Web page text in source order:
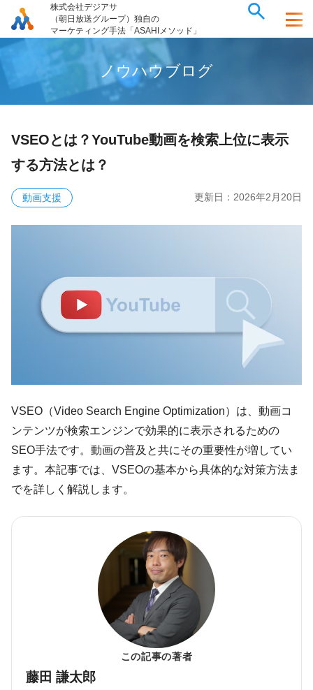
株式会社デジアサ
（朝日放送グループ）独自の
マーケティング手法「ASAHIメソッド」
ノウハウブロ グ
VSEOとは？YouTube動画を検索上位に表示
する方法とは？
動画支援 更新日： 2026年2月20日
VSEO（Video Search Engine Optimization）は、動画コ
ンテンツが検索エンジンで効果的に表示されるための
SEO手法です。動画の普及と共にその重要性が増してい
ます。本記事では、VSEOの基本から具体的な対策方法ま
でを詳しく解説します。
この記事の著者
藤田 謙太郎